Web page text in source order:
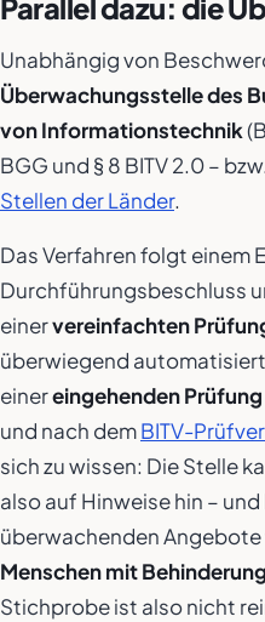
Parallel dazu: die
Unabhängig von
Überwachungsstelle des
von Informationstechnik
BGG und § 8 BITV 2.0 –
Stellen der Länder.
Das Verfahren folgt einem
Durchführungsbeschluss
einervereinfachten
überwiegend
einereingehenden Prüfung
und nach demBITV-
sich zu wissen: Die Stelle
also auf Hinweise hin –
überwachenden
Menschen mit
Stichprobe ist also nicht